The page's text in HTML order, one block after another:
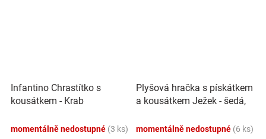
Infantino Chrastítko s
kousátkem - Krab
momentálně nedostupné (3 ks)
Plyšová hračka s pískátkem
a kousátkem Ježek - šedá,
momentálně nedostupné (6 ks)